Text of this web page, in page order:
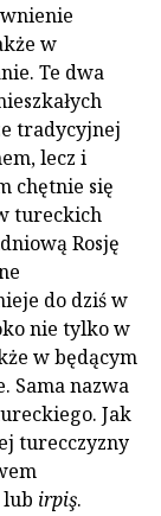
w
Te dwa
tradycyjnej
lecz i
chętnie się
tureckich
Rosję
do dziś w
nie tylko w
w będącym
Sama nazwa
Jak
turecczyzny
lub irpiş.